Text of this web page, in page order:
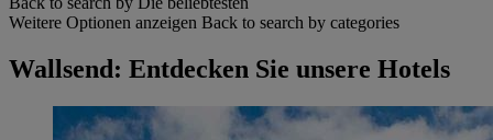
Weitere Optionen anzeigen Back to search by categories
Wallsend: Entdecken Sie unsere Hotels